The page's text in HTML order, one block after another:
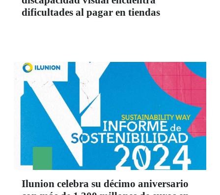
dificultades al pagar en tiendas
Ilunion celebra su décimo aniversario